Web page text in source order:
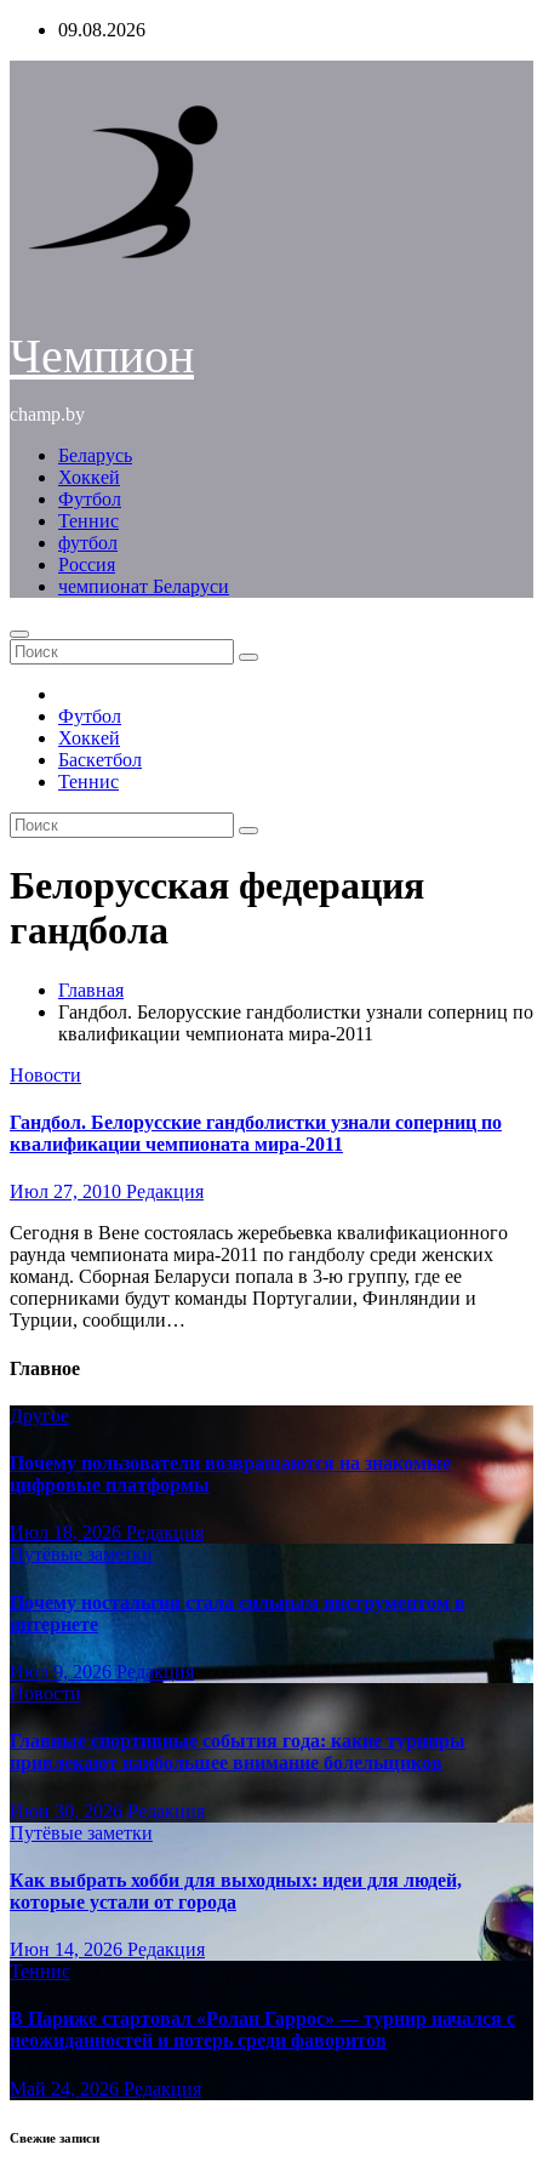
Перейти09.08.2026
Чемпион
champ.by
Беларусь
Хоккей
Футбол
Теннис
футбол
Россия
чемпионат Беларуси
Футбол
Хоккей
Баскетбол
Теннис
Белорусская федерация
гандбола
Главная
Гандбол. Белорусские гандболистки узнали соперниц по
квалификации чемпионата мира-2011
Новости
Гандбол. Белорусские гандболистки узнали соперниц по
квалификации чемпионата мира-2011
Июл 27, 2010 Редакция
Сегодня в Вене состоялась жеребьевка квалификационного
раунда чемпионата мира-2011 по гандболу среди женских
команд. Сборная Беларуси попала в 3-ю группу, где ее
соперниками будут команды Португалии, Финляндии и
Турции, сообщили…
Главное
Другое
Почему пользователи возвращаются на знакомые
цифровые платформы
Июл 18, 2026 Редакция
Путёвые заметки
Почему ностальгия стала сильным инструментом в
интернете
Июл 9, 2026 Редакция
Новости
Главные спортивные события года: какие турниры
привлекают наибольшее внимание болельщиков
Июн 30, 2026 Редакция
Путёвые заметки
Как выбрать хобби для выходных: идеи для людей,
которые устали от города
Июн 14, 2026 Редакция
Теннис
В Париже стартовал «Ролан Гаррос» — турнир начался с
неожиданностей и потерь среди фаворитов
Май 24, 2026 Редакция
Свежие записи